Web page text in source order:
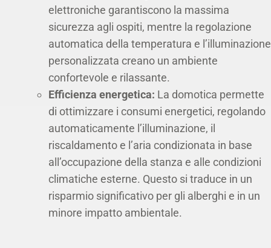
elettroniche garantiscono la massima
sicurezza agli ospiti, mentre la regolazione
automatica della temperatura e l’illuminazione
personalizzata creano un ambiente
confortevole e rilassante.
Efficienza energetica: La domotica permette
di ottimizzare i consumi energetici, regolando
automaticamente l’illuminazione, il
riscaldamento e l’aria condizionata in base
all’occupazione della stanza e alle condizioni
climatiche esterne. Questo si traduce in un
risparmio significativo per gli alberghi e in un
minore impatto ambientale.